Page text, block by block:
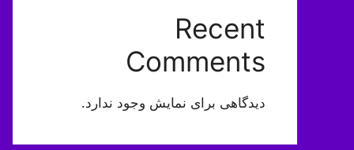
Recent
Comments
دیدگاهی برای نمایش وجود ندارد.